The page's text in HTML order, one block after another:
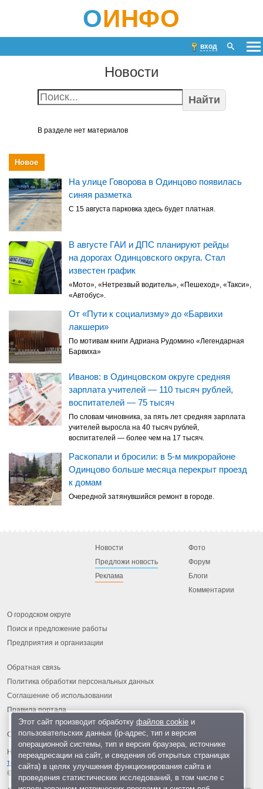
ОИНФО
вход
Новости
Найти
В разделе нет материалов
Новое
На улице Говорова в Одинцово появилась
синяя разметка
С 15 августа парковка здесь будет платная.
В августе ГАИ и ДПС планируют рейды
на дорогах Одинцовского округа. Стал
известен график
«Мото», «Нетрезвый водитель», «Пешеход», «Такси»,
«Автобус».
От «Пути к социализму» до «Барвихи
лакшери»
По мотивам книги Адриана Рудомино «Легендарная
Барвиха»
Иванов: в Одинцовском округе средняя
зарплата учителей — 110 тысяч рублей,
воспитателей — 75 тысяч
По словам чиновника, за пять лет средняя зарплата
учителей выросла на 40 тысяч рублей,
воспитателей — более чем на 17 тысяч.
Раскопали и бросили: в 5-м микрорайоне
Одинцово больше месяца перекрыт проезд
к домам
Очередной затянувшийся ремонт в городе.
Новости
Предложи новость
Реклама
Фото
Форум
Блоги
Комментарии
О городском округе
Поиск и предложение работы
Предприятия и организации
Обратная связь
Политика обработки персональных данных
Соглашение об использовании
Правила портала
На информационном ресурсе применяются рекомендательные
технологии
© 2013-2026 «ОИНФО»,
сделано в Одинцово
Этот сайт производит обработку файлов cookieи
пользовательских данных (ip-адрес, тип и версия
операционной системы, тип и версия браузера, источнике
переадресации на сайт, и сведения об открытых страницах
сайта) в целях улучшения функционирования сайта и
проведения статистических исследований, в том числе с